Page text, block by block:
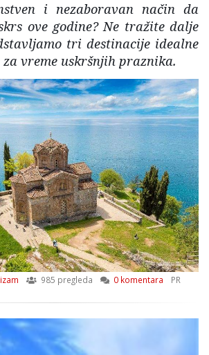
i nezaboravan način da
ove godine? Ne tražite dalje
tri destinacije idealne
vreme uskršnjih praznika.
985 pregleda 0 komentara PR